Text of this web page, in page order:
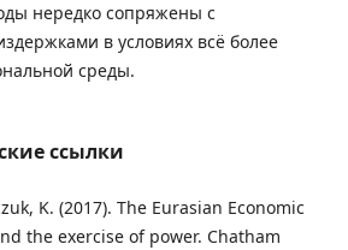
нередко сопряжены с
в условиях всё более
среды.
ссылки
K. (2017). The Eurasian Economic
the exercise of power. Chatham